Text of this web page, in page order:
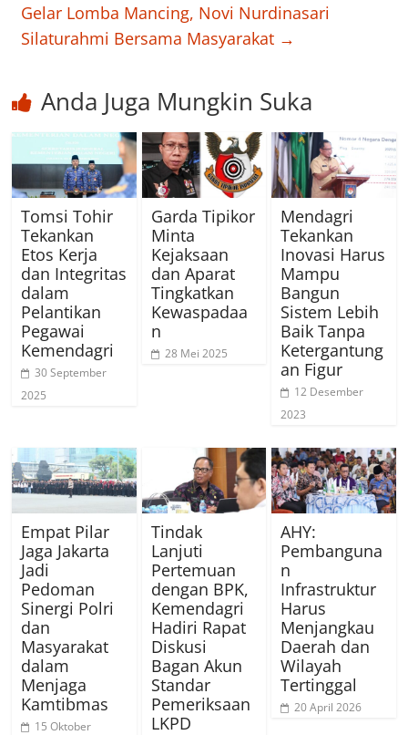
Gelar Lomba Mancing, Novi Nurdinasari
Silaturahmi Bersama Masyarakat →
Anda Juga Mungkin Suka
Tomsi Tohir
Tekankan
Etos Kerja
dan Integritas
dalam
Pelantikan
Pegawai
Kemendagri
30 September
2025
Garda Tipikor
Minta
Kejaksaan
dan Aparat
Tingkatkan
Kewaspadaa
n
28 Mei 2025
Mendagri
Tekankan
Inovasi Harus
Mampu
Bangun
Sistem Lebih
Baik Tanpa
Ketergantung
an Figur
12 Desember
2023
Empat Pilar
Jaga Jakarta
Jadi
Pedoman
Sinergi Polri
dan
Masyarakat
dalam
Menjaga
Kamtibmas
15 Oktober
Tindak
Lanjuti
Pertemuan
dengan BPK,
Kemendagri
Hadiri Rapat
Diskusi
Bagan Akun
Standar
Pemeriksaan
LKPD
AHY:
Pembanguna
n
Infrastruktur
Harus
Menjangkau
Daerah dan
Wilayah
Tertinggal
20 April 2026